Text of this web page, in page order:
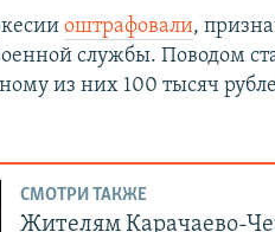
оштрафовали,
службы. Поводом
из них 100 тысяч
СМОТРИ ТАКЖЕ
Жителям Карачаево-